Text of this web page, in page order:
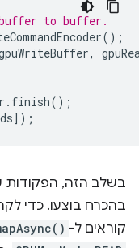
buffer to buffer.
();
,
. finish();
]);
קוראים ל-